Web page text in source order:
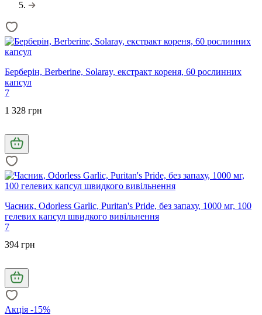
Берберін, Berberine, Solaray, екстракт кореня, 60 рослинних
капсул
7
1 328 грн
Часник, Odorless Garlic, Puritan's Pride, без запаху, 1000 мг, 100
гелевих капсул швидкого вивільнення
7
394 грн
Акція -15%